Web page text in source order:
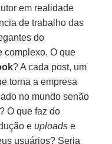
em realidade
de trabalho das
do
complexo. O que
? A cada post, um
torna a empresa
no mundo senão
O que faz do
euploads e
usuários? Seria